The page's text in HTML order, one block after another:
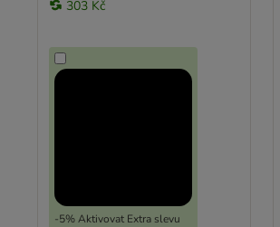
303 Kč
-5% Aktivovat Extra slevu